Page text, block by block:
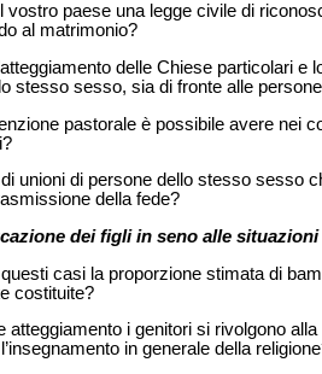
vostro paese una legge civile di
al matrimonio?
delle Chiese particolari
stesso sesso, sia di fronte alle
pastorale è possibile avere nei
unioni di persone dello stesso sesso
della fede?
dei figli in seno alle
casi la proporzione stimata di
costituite?
atteggiamento i genitori si rivolgono
in generale della